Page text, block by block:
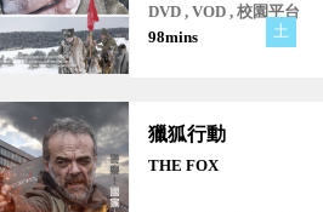
至親…
DVD , VOD , 校園平台
98mins
土
獵狐行動
THE FOX